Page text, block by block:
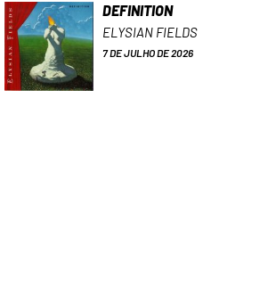
DEFINITION
ELYSIAN FIELDS
7 DE JULHO DE 2026